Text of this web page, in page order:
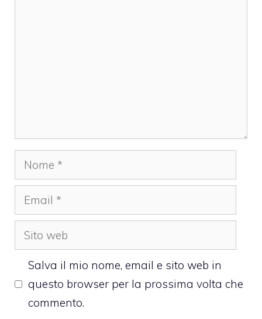
Nome
Email
Sito
web
Salva il mio nome, email e sito web in
questo browser per la prossima volta che
commento.